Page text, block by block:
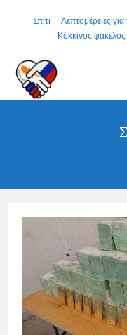
Σπίτι Λεπτομέρειες
Κόκκινος φάκελος